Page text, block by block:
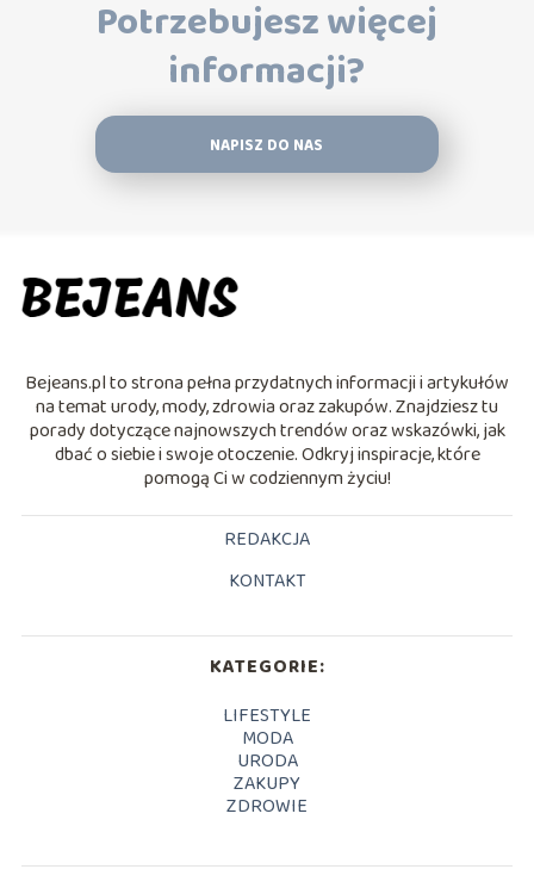
Potrzebujesz więcej
informacji?
NAPISZ DO NAS
Bejeans.pl to strona pełna przydatnych informacji i artykułów
na temat urody, mody, zdrowia oraz zakupów. Znajdziesz tu
porady dotyczące najnowszych trendów oraz wskazówki, jak
dbać o siebie i swoje otoczenie. Odkryj inspiracje, które
pomogą Ci w codziennym życiu!
REDAKCJA
KONTAKT
KATEGORIE:
LIFESTYLE
MODA
URODA
ZAKUPY
ZDROWIE